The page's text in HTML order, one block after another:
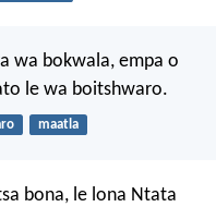
wa bokwala, empa o
le wa boitshwaro.
maatla
bona, le lona Ntata